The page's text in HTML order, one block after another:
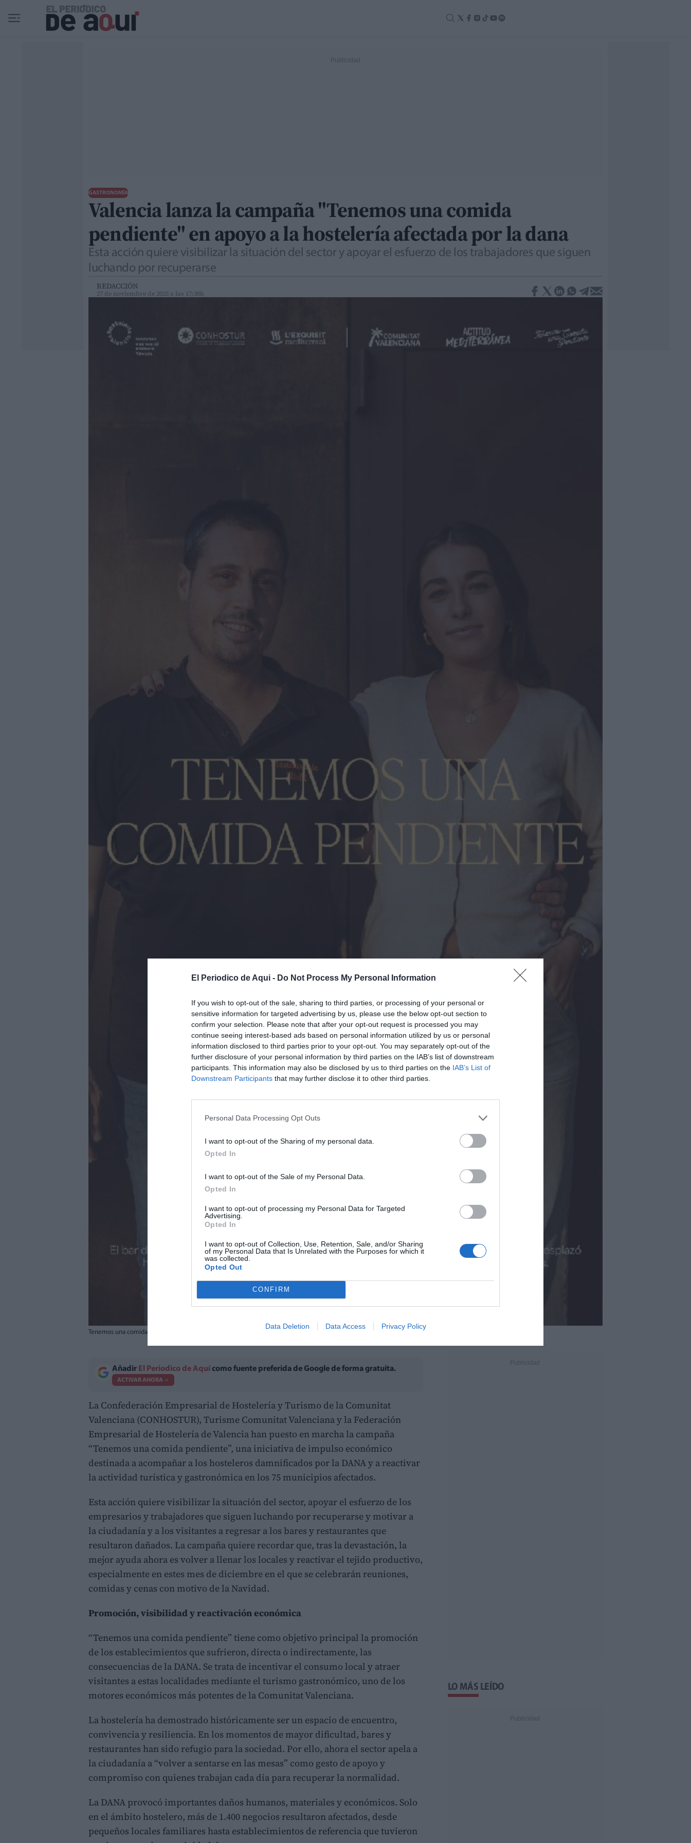
El Periodico de Aqui - Do Not Process My Personal Information
If you wish to opt-out of the sale, sharing to third parties, or processing of your personal or
sensitive information for targeted advertising by us, please use the below opt-out section to
confirm your selection. Please note that after your opt-out request is processed you may
continue seeing interest-based ads based on personal information utilized by us or personal
information disclosed to third parties prior to your opt-out. You may separately opt-out of the
further disclosure of your personal information by third parties on the IAB’s list of downstream
participants. This information may also be disclosed by us to third parties on the IAB’s List of
Downstream Participants that may further disclose it to other third parties.
Personal Data Processing Opt Outs
I want to opt-out of the Sharing of my personal data.
Opted In
I want to opt-out of the Sale of my Personal Data.
Opted In
I want to opt-out of processing my Personal Data for Targeted
Advertising.
Opted In
I want to opt-out of Collection, Use, Retention, Sale, and/or Sharing
of my Personal Data that Is Unrelated with the Purposes for which it
was collected.
Opted Out
CONFIRM
Data Deletion Data Access Privacy Policy
Ir al contenido principal
GASTRONOMÍA
Valencia lanza la campaña "Tenemos una comida
pendiente" en apoyo a la hostelería afectada por la dana
Esta acción quiere visibilizar la situación del sector y apoyar el esfuerzo de los trabajadores que siguen
luchando por recuperarse
REDACCIÓN
27 de noviembre de 2025 a las 17:30h
Tenemos una comida pendiente / EPDA
Añadir El Periodico de Aquí como fuente preferida de Google de forma gratuita.
ACTIVAR AHORA
La Confederación Empresarial de Hostelería y Turismo de la Comunitat
Valenciana (CONHOSTUR), Turisme Comunitat Valenciana y la Federación
Empresarial de Hostelería de Valencia han puesto en marcha la campaña
“Tenemos una comida pendiente”, una iniciativa de impulso económico
destinada a acompañar a los hosteleros damnificados por la DANA y a reactivar
la actividad turística y gastronómica en los 75 municipios afectados.
Esta acción quiere visibilizar la situación del sector, apoyar el esfuerzo de los
empresarios y trabajadores que siguen luchando por recuperarse y motivar a
la ciudadanía y a los visitantes a regresar a los bares y restaurantes que
resultaron dañados. La campaña quiere recordar que, tras la devastación, la
mejor ayuda ahora es volver a llenar los locales y reactivar el tejido productivo,
especialmente en estes mes de diciembre en el que se celebrarán reuniones,
comidas y cenas con motivo de la Navidad.
Promoción, visibilidad y reactivación económica
“Tenemos una comida pendiente” tiene como objetivo principal la promoción
de los establecimientos que sufrieron, directa o indirectamente, las
consecuencias de la DANA. Se trata de incentivar el consumo local y atraer
visitantes a estas localidades mediante el turismo gastronómico, uno de los
motores económicos más potentes de la Comunitat Valenciana.
La hostelería ha demostrado históricamente ser un espacio de encuentro,
convivencia y resiliencia. En los momentos de mayor dificultad, bares y
restaurantes han sido refugio para la sociedad. Por ello, ahora el sector apela a
la ciudadanía a “volver a sentarse en las mesas” como gesto de apoyo y
compromiso con quienes trabajan cada día para recuperar la normalidad.
La DANA provocó importantes daños humanos, materiales y económicos. Solo
en el ámbito hostelero, más de 1.400 negocios resultaron afectados, desde
pequeños locales familiares hasta establecimientos de referencia que tuvieron
LO MÁS LEÍDO